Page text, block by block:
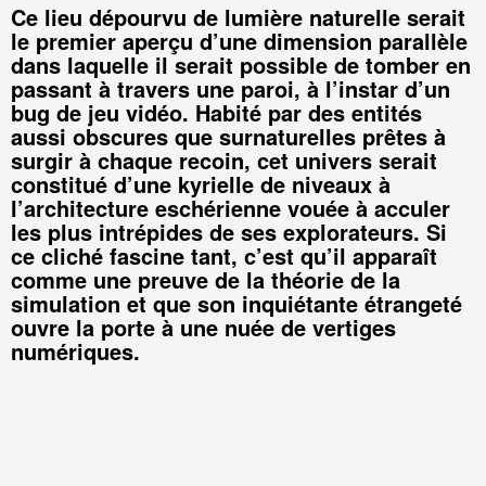
Ce lieu dépourvu de lumière naturelle serait
le premier aperçu d’une dimension parallèle
dans laquelle il serait possible de tomber en
passant à travers une paroi, à l’instar d’un
bug de jeu vidéo. Habité par des entités
aussi obscures que surnaturelles prêtes à
surgir à chaque recoin, cet univers serait
constitué d’une kyrielle de niveaux à
l’architecture eschérienne vouée à acculer
les plus intrépides de ses explorateurs. Si
ce cliché fascine tant, c’est qu’il apparaît
comme une preuve de la théorie de la
simulation et que son inquiétante étrangeté
ouvre la porte à une nuée de vertiges
numériques.